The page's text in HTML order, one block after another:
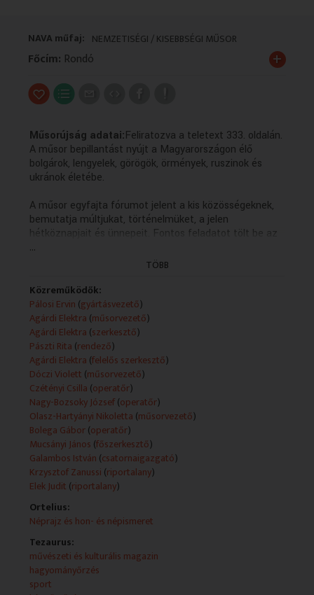
NAVA műfaj: NEMZETISÉGI / KISEBBSÉGI MŰSOR
Főcím: Rondó +
Műsorújság adatai:Feliratozva a teletext 333. oldalán.
A műsor bepillantást nyújt a Magyarországon élő
bolgárok, lengyelek, görögök, örmények, ruszinok és
ukránok életébe.
A műsor egyfajta fórumot jelent a kis közösségeknek,
bemutatja múltjukat, történelmüket, a jelen
hétköznapjait és ünnepeit. Fontos feladatot tölt be az
anyanyelvi kultúra ápolásában, hiszen a forgatott
anyagok többsége az adott kisebbség nyelvén készül
Technikai leírás:
A feltüntetett műsorkészítők köre adásonként változó.
A műsorszolgáltatói információk (Műsorszolgáltatói
ismertető) forrása változó (teletext, mediaklikk.hu).
Műsorszolgáltatói ismertető:
- Szép napot kívánok. A Rondó mai adásában
a Bolgár Kulturális Intézetből köszöntöm önöket,
ahol Ljubka Kirilova kiállítása látható.
Mai műsorunkban a kulturális témák mellett
a sportnak szenteljük figyelmünket. Tartsanak velünk.
- KRZYSZTOF ZANUSSI BUDAPESTEN
A 25. Lengyel Filmtavasz nyitóeseménye volt Kryztof
Zanussi Éter című filmjének bemutatója. A premier
Budapestre látogatott.
- PANAGIOTIS KERMANIDIS
A magyar futball a II. világháborút követően a
világélvonalhoz tartozott. A hatvanas, hetvenes
években számos görög származású játékos erősítette
...
TÖBB
Közreműködők:
Pálosi Ervin (gyártásvezető)
Agárdi Elektra (műsorvezető)
Agárdi Elektra (szerkesztő)
Pászti Rita (rendező)
Agárdi Elektra (felelős szerkesztő)
Dóczi Violett (műsorvezető)
Czétényi Csilla (operatőr)
Nagy-Bozsoky József(operatőr)
Olasz-Hartyányi Nikoletta (műsorvezető)
Bolega Gábor(operatőr)
Mucsányi János (főszerkesztő)
Galambos István (csatornaigazgató)
Krzysztof Zanussi (riportalany)
Elek Judit (riportalany)
Ortelius:
Néprajz és hon- és népismeret
Tezaurus:
művészeti és kulturális magazin
hagyományőrzés
sport